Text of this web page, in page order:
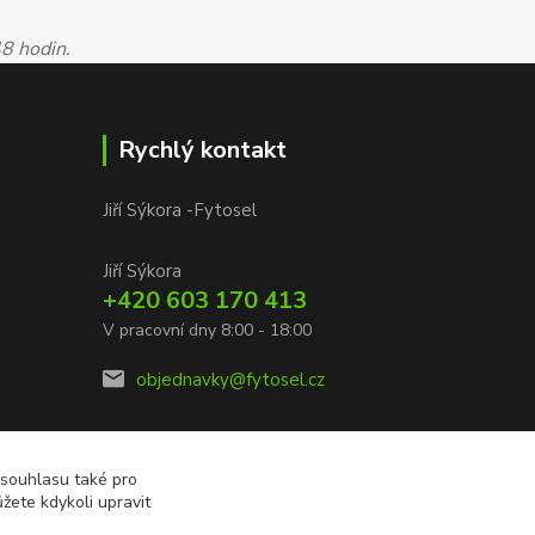
hodin.
Rychlý kontakt
Jiří Sýkora -Fytosel
Jiří Sýkora
+420 603 170 413
V pracovní dny 8:00 - 18:00
objednavky@fytosel.cz
také pro
kdykoli upravit